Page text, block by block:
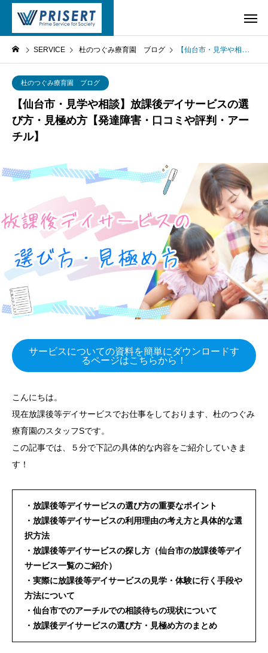
SERVICE 杜のつぐみ療育園 ブログ 【仙台市・見学や相談】放課後デイサービスの選び方・見極め方【発達障害・口コミや評判・アーチル】
杜のつぐみ療育園 ブログ
【仙台市・見学や相談】放課後デイサービスの選
び方・見極め方【発達障害・口コミや評判・アー
チル】
サービスについての資料を簡単にダウンロードす
るページはこちらから！
こんにちは。
現在放課後等デイサービスでお仕事をしております、杜のつぐみ
療育園のスタッフSです。
この記事では、５分で下記の具体的な内容をご紹介していきま
す！
・放課後等デイサービスの選び方の重要なポイント
・放課後等デイサービスの利用理由の考え方と具体的な選
択方法
・放課後等デイサービスの探し方（仙台市の放課後等デイ
サービス一覧のご紹介）
・実際に放課後等デイサービスの見学・体験に行く手段や
方法について
・仙台市でのアーチルでの相談待ちの現状について
・放課後デイサービスの選び方・見極め方のまとめ